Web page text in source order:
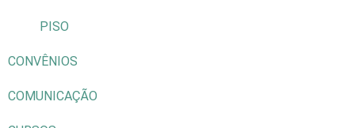
PISO
CONVÊNIOS
COMUNICAÇÃO